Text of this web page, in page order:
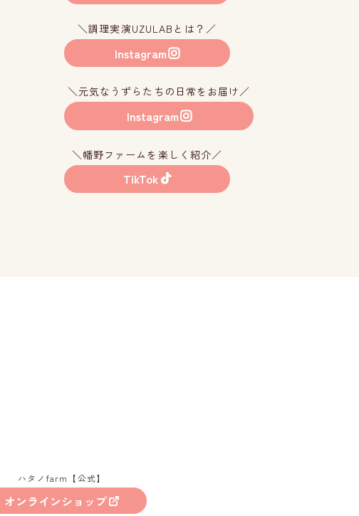
＼調理実演UZULABとは？／
Instagram
＼元気なうずらたちの日常をお届け／
Instagram
＼幡野ファームを楽しく紹介／
TikTok
ハタノfarm【公式】
オンラインショップ